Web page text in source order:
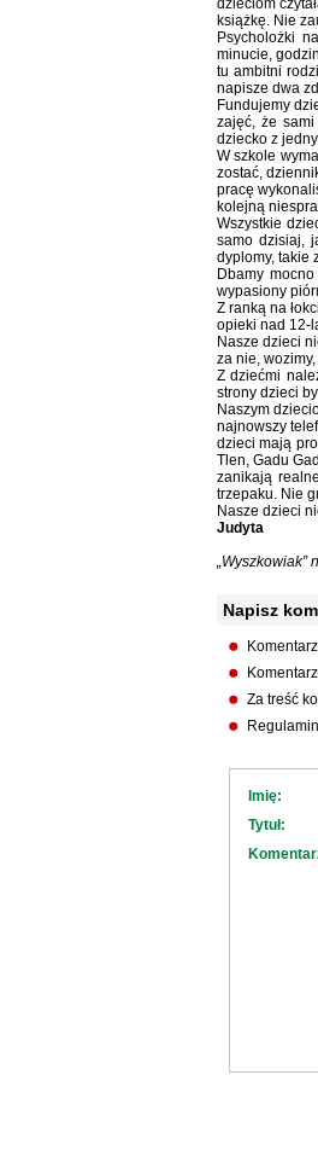
dzieciom
książkę. Nie
Psycholożki
minucie,
tu ambitni
napisze dwa
Fundujemy
zajęć, że
dziecko z
W szkole
zostać,
pracę
kolejną
Wszystkie
samo dzisiaj,
dyplomy, takie
Dbamy
wypasiony
Z ranką na
opieki nad 12-
Nasze dzieci
za nie,
Z dziećmi
strony dzieci
Naszym
najnowszy
dzieci mają
Tlen, Gadu
zanikają
trzepaku. Nie
Nasze dzieci
Judyta
„Wyszkowiak”
Napisz
Za treść
Imię:
Tytuł: